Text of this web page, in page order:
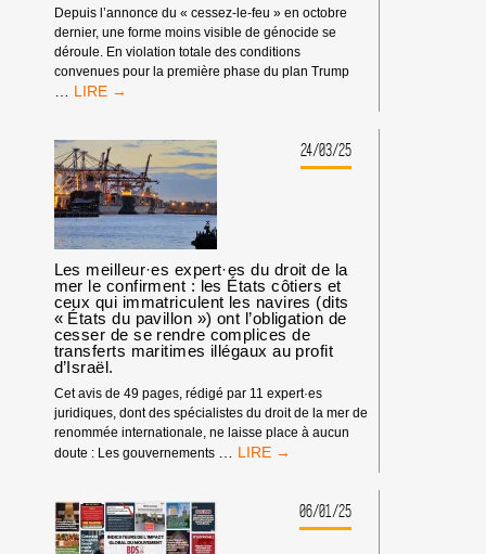
Depuis l’annonce du « cessez-le-feu » en octobre
dernier, une forme moins visible de génocide se
déroule. En violation totale des conditions
convenues pour la première phase du plan Trump
BDS
GARDE
CONTRE
UN
GÉNOCIDE
DEVENU
MOINS
VISIBLE
ALORS
QUE
TRUMP
ANNONCE
LA
PHASE
DU
«
CESSEZ-
FEU
»
24/03/25
Les meilleur·es expert·es du droit de la
mer le confirment : les États côtiers et
ceux qui immatriculent les navires (dits
« États du pavillon ») ont l’obligation de
cesser de se rendre complices de
transferts maritimes illégaux au profit
d’Israël.
Cet avis de 49 pages, rédigé par 11 expert·es
juridiques, dont des spécialistes du droit de la mer de
renommée internationale, ne laisse place à aucun
doute : Les gouvernements
LES
06/01/25